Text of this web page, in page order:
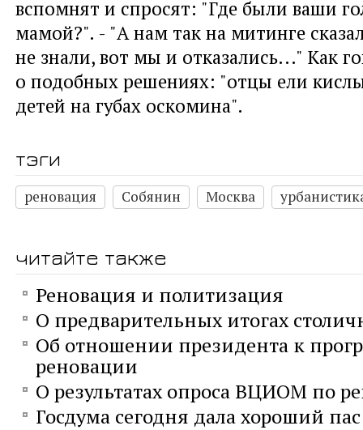
вспомнят и спросят: "Где были ваши
мамой?". - "А нам так на митинге
не знали, вот мы и отказались..." Как
о подобных решениях: "отцы ели
детей на губах оскомина".
тэги
реновация Собянин Москва
читайте также
Реновация и политизация
О предварительных итогах
Об отношении президента к
реновации
О результатах опроса ВЦИОМ по
Госдума сегодня дала хороший